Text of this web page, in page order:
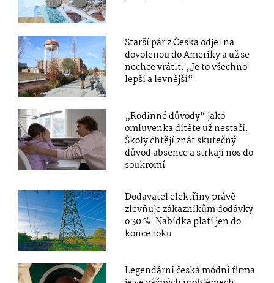
Starší pár z Česka odjel na
dovolenou do Ameriky a už se
nechce vrátit: „Je to všechno
lepší a levnější“
„Rodinné důvody“ jako
omluvenka dítěte už nestačí.
Školy chtějí znát skutečný
důvod absence a strkají nos do
soukromí
Dodavatel elektřiny právě
zlevňuje zákazníkům dodávky
o 30 %. Nabídka platí jen do
konce roku
Legendární česká módní firma